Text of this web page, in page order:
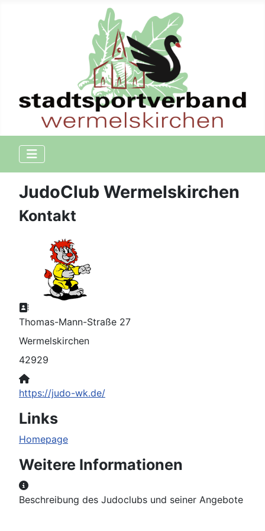
JudoClub Wermelskirchen
Kontakt
Adresse:
Thomas-Mann-Straße 27
Wermelskirchen
42929
Website:
https://judo-wk.de/
Links
Homepage
Weitere Informationen
Weitere Informationen
Beschreibung des Judoclubs und seiner Angebote